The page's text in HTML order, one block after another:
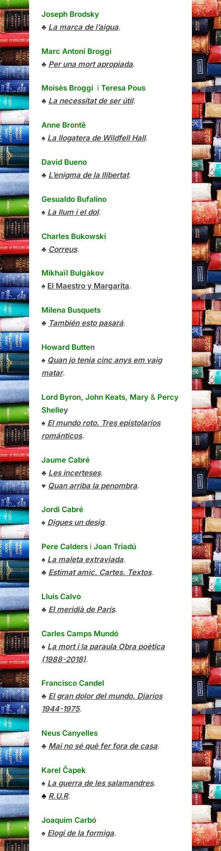
Joseph Brodsky
♣ La marca de l’aigua.
Marc Antoni Broggi
♣ Per una mort apropiada.
Moisès Broggi i Teresa Pous
♣ La necessitat de ser útil.
Anne Brontë
♠ La llogatera de Wildfell Hall.
David Bueno
♣ L’enigma de la llibertat.
Gesualdo Bufalino
♠ La llum i el dol.
Charles Bukowski
♣ Correus.
Mikhaïl Bulgàkov
♠ El Maestro y Margarita.
Milena Busquets
♣ También esto pasará.
Howard Butten
♠ Quan jo tenia cinc anys em vaig
matar.
Lord Byron, John Keats, Mary & Percy
Shelley
♠ El mundo roto. Tres epistolarios
románticos.
Jaume Cabré
♣ Les incerteses.
♥ Quan arriba la penombra.
Jordi Cabré
♠ Digues un desig.
Pere Calders i Joan Triadú
♠ La maleta extraviada.
♣ Estimat amic. Cartes. Textos.
Lluís Calvo
♣ El meridià de París.
Carles Camps Mundó
♠ La mort i la paraula Obra poètica
(1988-2018).
Francisco Candel
♣ El gran dolor del mundo. Diarios
1944-1975.
Neus Canyelles
♣ Mai no sé què fer fora de casa.
Karel Čapek
♠ La guerra de les salamandres.
♣ R.U.R.
Joaquim Carbó
♠ Elogi de la formiga.